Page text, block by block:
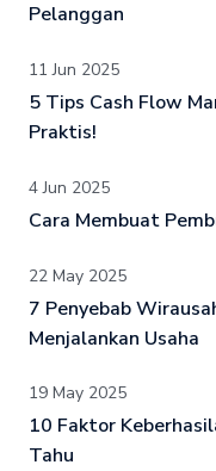
Pelanggan
11 Jun 2025
5 Tips Cash Flow
Praktis!
4 Jun 2025
Cara Membuat
22 May 2025
7 Penyebab
Menjalankan Usaha
19 May 2025
10 Faktor
Tahu